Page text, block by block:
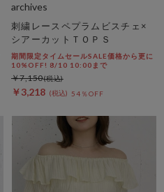
archives
刺繍レースペプラムビスチェ×
シアーカットＴＯＰＳ
期間限定タイムセールSALE価格から更に
10%OFF! 8/10 10:00まで
￥7,150
￥3,218 54％OFF